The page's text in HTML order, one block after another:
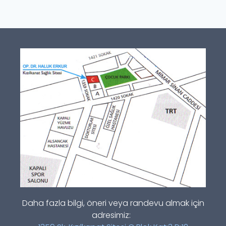
Daha fazla bilgi, öneri veya randevu almak için
adresimiz: